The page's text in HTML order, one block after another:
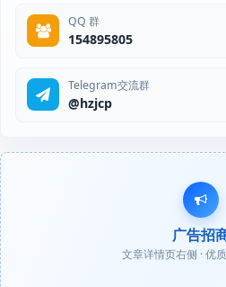
QQ 群
154895805
Telegram交流群
@hzjcp
广告招
文章详情页右侧 · 优